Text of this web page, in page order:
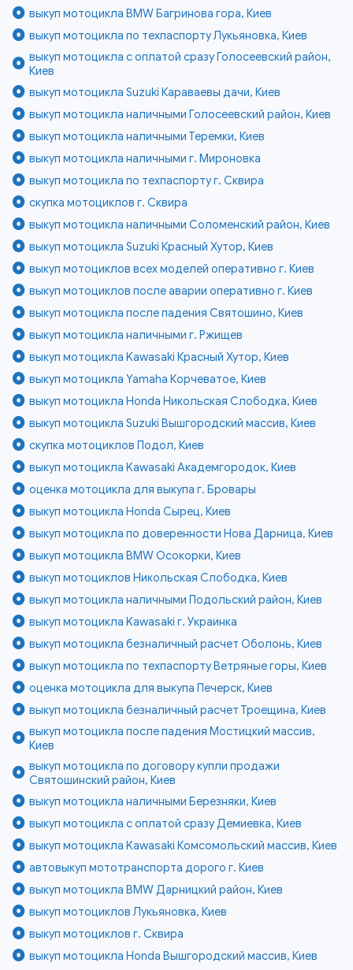
выкуп мотоцикла BMW Багринова гора, Киев
выкуп мотоцикла по техпаспорту Лукьяновка, Киев
выкуп мотоцикла с оплатой сразу Голосеевский район,
Киев
выкуп мотоцикла Suzuki Караваевы дачи, Киев
выкуп мотоцикла наличными Голосеевский район, Киев
выкуп мотоцикла наличными Теремки, Киев
выкуп мотоцикла наличными г. Мироновка
выкуп мотоцикла по техпаспорту г. Сквира
скупка мотоциклов г. Сквира
выкуп мотоцикла наличными Соломенский район, Киев
выкуп мотоцикла Suzuki Красный Хутор, Киев
выкуп мотоциклов всех моделей оперативно г. Киев
выкуп мотоциклов после аварии оперативно г. Киев
выкуп мотоцикла после падения Святошино, Киев
выкуп мотоцикла наличными г. Ржищев
выкуп мотоцикла Kawasaki Красный Хутор, Киев
выкуп мотоцикла Yamaha Корчеватое, Киев
выкуп мотоцикла Honda Никольская Слободка, Киев
выкуп мотоцикла Suzuki Вышгородский массив, Киев
скупка мотоциклов Подол, Киев
выкуп мотоцикла Kawasaki Академгородок, Киев
оценка мотоцикла для выкупа г. Бровары
выкуп мотоцикла Honda Сырец, Киев
выкуп мотоцикла по доверенности Нова Дарница, Киев
выкуп мотоцикла BMW Осокорки, Киев
выкуп мотоциклов Никольская Слободка, Киев
выкуп мотоцикла наличными Подольский район, Киев
выкуп мотоцикла Kawasaki г. Украинка
выкуп мотоцикла безналичный расчет Оболонь, Киев
выкуп мотоцикла по техпаспорту Ветряные горы, Киев
оценка мотоцикла для выкупа Печерск, Киев
выкуп мотоцикла безналичный расчет Троещина, Киев
выкуп мотоцикла после падения Мостицкий массив,
Киев
выкуп мотоцикла по договору купли продажи
Святошинский район, Киев
выкуп мотоцикла наличными Березняки, Киев
выкуп мотоцикла с оплатой сразу Демиевка, Киев
выкуп мотоцикла Kawasaki Комсомольский массив, Киев
автовыкуп мототранспорта дорого г. Киев
выкуп мотоцикла BMW Дарницкий район, Киев
выкуп мотоциклов Лукьяновка, Киев
выкуп мотоциклов г. Сквира
выкуп мотоцикла Honda Вышгородский массив, Киев